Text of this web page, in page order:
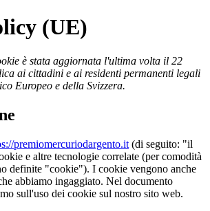
(UE)
è stata aggiornata l'ultima volta il 22
ai cittadini e ai residenti permanenti legali
Europeo e della Svizzera.
premiomercuriodargento.it (di seguito: "il
e altre tecnologie correlate (per comodità
definite "cookie"). I cookie vengono anche
abbiamo ingaggiato. Nel documento
sull'uso dei cookie sul nostro sito web.